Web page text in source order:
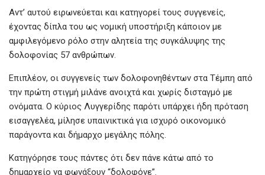
Αντ’ αυτού ειρωνεύεται και κατηγορεί τους συγγενείς,
έχοντας δίπλα του ως νομική υποστήριξη κάποιον με
αμφιλεγόμενο ρόλο στην αλητεία της συγκάλυψης της
δολοφονίας 57 ανθρώπων.
Επιπλέον, οι συγγενείς των δολοφονηθέντων στα Τέμπη από
την πρώτη στιγμή μιλάνε ανοιχτά και χωρίς δισταγμό με
ονόματα. Ο κύριος Λυγγερίδης παρότι υπάρχει ήδη πρόταση
εισαγγελέα, μίλησε υπαινικτικά για ισχυρό οικονομικό
παράγοντα και δήμαρχο μεγάλης πόλης.
Κατηγόρησε τους πάντες ότι δεν πάνε κάτω από το
δημαρχείο να φωνάξουν “δολοφόνε”.